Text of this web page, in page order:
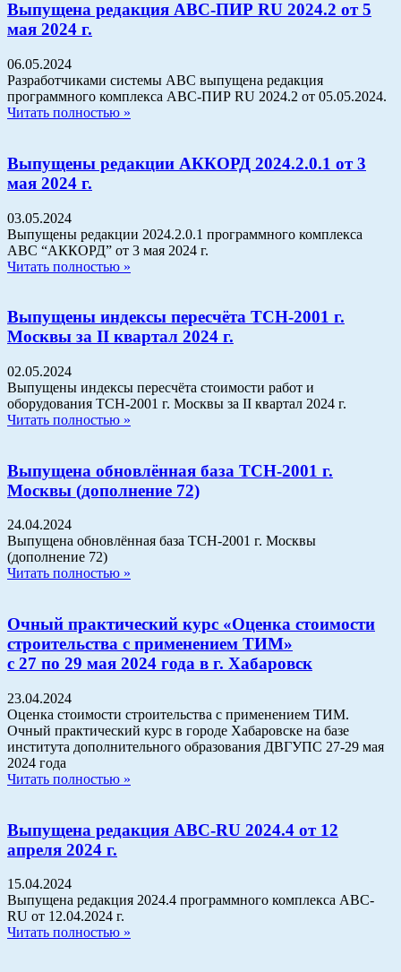
Выпущена редакция АВС-ПИР RU 2024.2 от 5
мая 2024 г.
06.05.2024
Разработчиками системы АВС выпущена редакция
программного комплекса АВС-ПИР RU 2024.2 от 05.05.2024.
Читать полностью »
Выпущены редакции АККОРД 2024.2.0.1 от 3
мая 2024 г.
03.05.2024
Выпущены редакции 2024.2.0.1 программного комплекса
АВС “АККОРД” от 3 мая 2024 г.
Читать полностью »
Выпущены индексы пересчёта ТСН-2001 г.
Москвы за II квартал 2024 г.
02.05.2024
Выпущены индексы пересчёта стоимости работ и
оборудования ТСН-2001 г. Москвы за II квартал 2024 г.
Читать полностью »
Выпущена обновлённая база ТСН-2001 г.
Москвы (дополнение 72)
24.04.2024
Выпущена обновлённая база ТСН-2001 г. Москвы
(дополнение 72)
Читать полностью »
Очный практический курс «Оценка стоимости
строительства с применением ТИМ»
с 27 по 29 мая 2024 года в г. Хабаровск
23.04.2024
Оценка стоимости строительства с применением ТИМ.
Очный практический курс в городе Хабаровске на базе
института дополнительного образования ДВГУПС 27-29 мая
2024 года
Читать полностью »
Выпущена редакция АВС-RU 2024.4 от 12
апреля 2024 г.
15.04.2024
Выпущена редакция 2024.4 программного комплекса АВС-
RU от 12.04.2024 г.
Читать полностью »